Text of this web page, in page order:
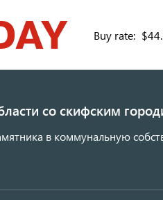
Buy rate:
со скифским
в коммунальную